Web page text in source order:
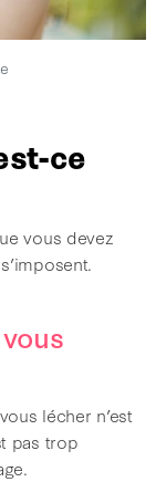
ce
vous devez
lécher n’est
pas trop